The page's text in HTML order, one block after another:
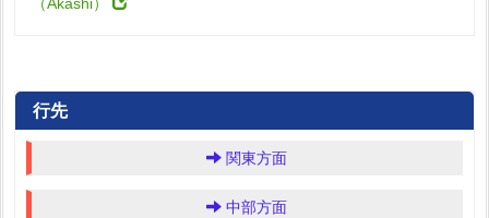
行先
関東方面
中部方面